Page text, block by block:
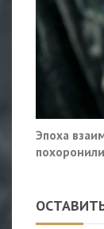
Эпоха